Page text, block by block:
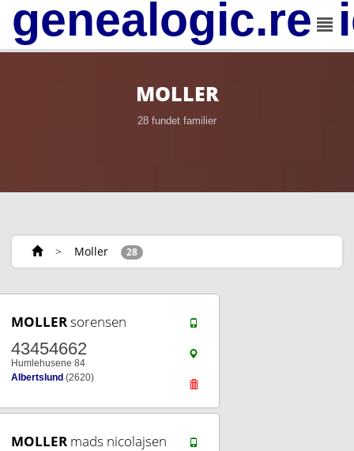
MOLLER
28 fundet familier
> Moller 28
MOLLERsorensen
43454662
Humlehusene 84
Albertslund (2620)
MOLLER mads nicolajsen